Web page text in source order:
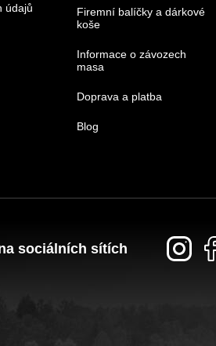
údajů
Firemní balíčky a dárkové
koše
Informace o závozech
masa
Doprava a platba
Blog
sociálních sítích